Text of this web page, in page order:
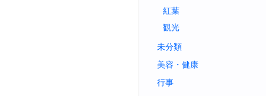
紅葉
観光
未分類
美容・健康
行事